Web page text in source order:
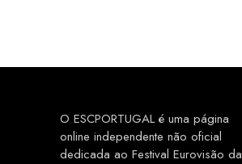
O ESCPORTUGAL é uma página
online independente não oficial
dedicada ao Festival Eurovisão da